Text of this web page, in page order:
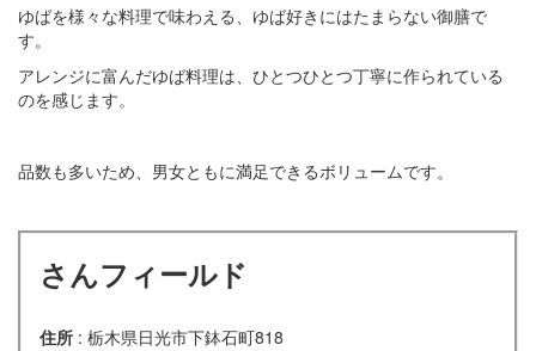
ゆばを様々な料理で味わえる、ゆば好きにはたまらない御膳で
す。
アレンジに富んだゆば料理は、ひとつひとつ丁寧に作られている
のを感じます。
品数も多いため、男女ともに満足できるボリュームです。
さんフィールド
住所 : 栃木県日光市下鉢石町818